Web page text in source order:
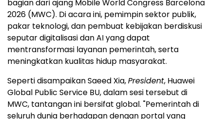
Tantangan tersebut, beserta solusi potensial,
menjadi fokus utama dalam "Global AI+ Public
Service Summit" yang digelar oleh Huawei
Government Public Services Digitalization BU sebagai
bagian dari ajang Mobile World Congress Barcelona
2026 (MWC). Di acara ini, pemimpin sektor publik,
pakar teknologi, dan pembuat kebijakan berdiskusi
seputar digitalisasi dan AI yang dapat
mentransformasi layanan pemerintah, serta
meningkatkan kualitas hidup masyarakat.